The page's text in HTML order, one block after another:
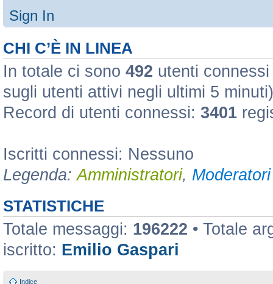
Sign In
CHI C’È IN LINEA
In totale ci sono 492 utenti
sugli utenti attivi negli ultimi 5 minuti)
Record di utenti connessi: 3401
Iscritti connessi: Nessuno
Legenda:Amministratori,
STATISTICHE
Totale messaggi: 196222 • Totale
iscritto: Emilio Gaspari
Indice